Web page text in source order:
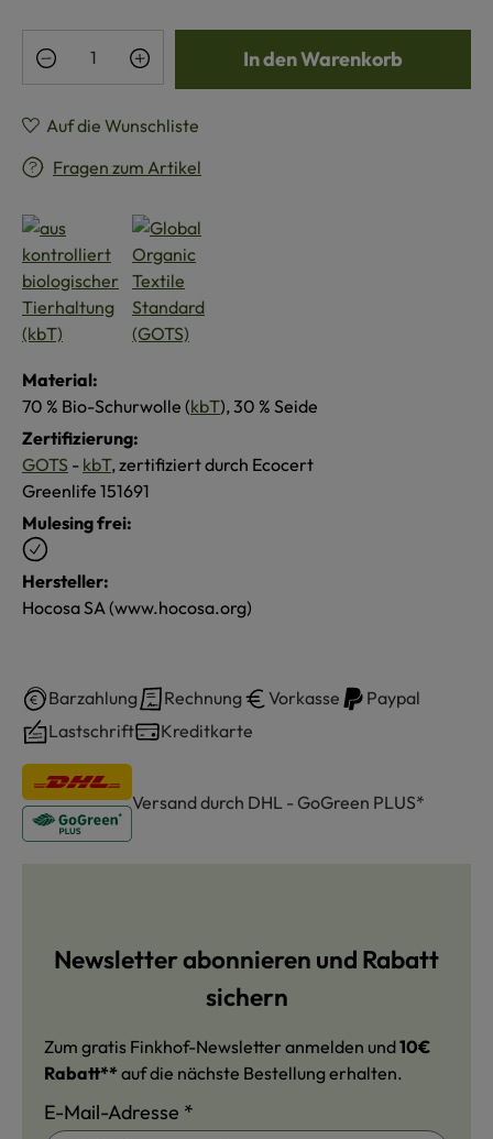
Produkt Anzahl: Gib den gewünschten
In den Warenkorb
Auf die Wunschliste
Fragen zum Artikel
Material:
70 % Bio-Schurwolle (kbT), 30 % Seide
Zertifizierung:
GOTS - kbT, zertifiziert durch Ecocert
Greenlife 151691
Mulesing frei:
Hersteller:
Hocosa SA (www.hocosa.org)
Barzahlung Rechnung Vorkasse
Paypal
Lastschrift
Kreditkarte
Versand durch DHL - GoGreen PLUS*
Newsletter abonnieren und Rabatt
sichern
Zum gratis Finkhof-Newsletter anmelden und10€
Rabatt** auf die nächste Bestellung erhalten.
E-Mail-Adresse *